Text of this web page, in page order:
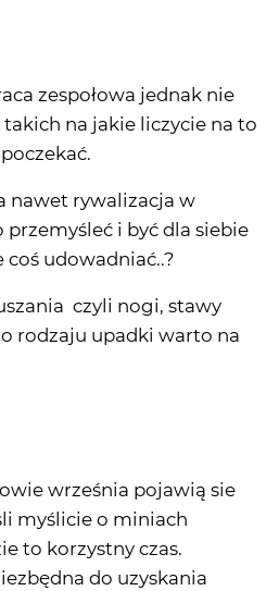
zespołowa jednak nie
na jakie liczycie na to
nawet rywalizacja w
i być dla siebie
udowadniać..?
czyli nogi, stawy
rodzaju upadki warto na
września pojawią sie
myślicie o miniach
to korzystny czas.
do uzyskania